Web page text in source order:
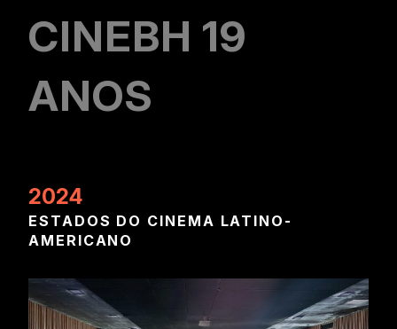
CINEBH 19
ANOS
2024
ESTADOS DO CINEMA LATINO-
AMERICANO